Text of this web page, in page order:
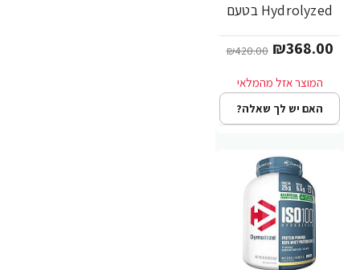
Hydrolyzed בטעם
Dymatize Nutrition
₪368.00
₪420.00
האם יש לך שאלה?